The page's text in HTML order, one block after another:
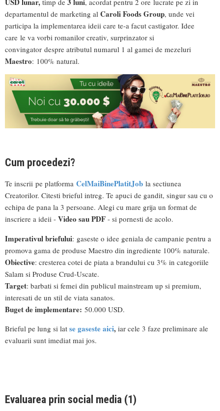
timp de
, acordat pentru 2 ore lucrate pe zi in
departamentul de marketing al Caroli Foods Group, unde vei
participa la implementarea ideii care te-a facut castigator. Idee
care le va vorbi romanilor creativ, surprinzator si
convingator despre atributul numarul 1 al gamei de mezeluri
Maestro: 100% natural.
Cum procedezi?
Te inscrii pe platforma CelMaiBinePlatitJob la sectiunea
Creatorilor. Citesti brieful intreg. Te apuci de gandit, singur sau cu o
echipa de pana la 3 persoane. Alegi cu mare grija un format de
inscriere a ideii - Video sau PDF - si pornesti de acolo.
Imperativul briefului: gaseste o idee geniala de campanie pentru a
promova gama de produse Maestro din ingrediente 100% naturale.
Obiective: cresterea cotei de piata a brandului cu 3% in categoriile
Salam si Produse Crud-Uscate.
Target: barbati si femei din publicul mainstream up si premium,
interesati de un stil de viata sanatos.
Buget de implementare: 50.000 USD.
Brieful pe lung si lat se gaseste aici, iar cele 3 faze preliminare ale
evaluarii sunt imediat mai jos.
Evaluarea prin social media (1)